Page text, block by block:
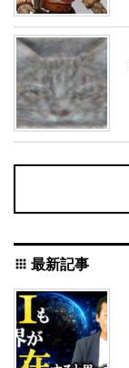
apps 最新記事